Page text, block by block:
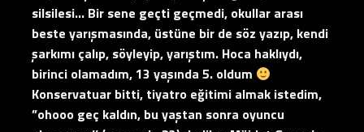
silsilesi… Bir sene geçti geçmedi, okullar arası
beste yarışmasında, üstüne bir de söz yazıp, kendi
şarkımı çalıp, söyleyip, yarıştım. Hoca haklıydı,
birinci olamadım, 13 yaşında 5. oldum
Konservatuar bitti, tiyatro eğitimi almak istedim,
”ohooo geç kaldın, bu yaştan sonra oyuncu